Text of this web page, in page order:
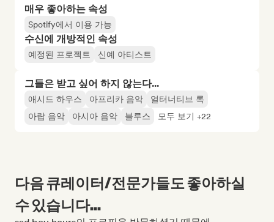
매우 좋아하는 속성
Spotify에서 이용 가능
수신에 개방적인 속성
예정된 프로젝트 신예 아티스트
그들은 받고 싶어 하지 않는다...
애시드 하우스 아프리카 음악
얼터너티브 록
아랍 음악
아시아 음악 블루스 모두 보기 +22
다음 큐레이터/전문가들도 좋아하실
수 있습니다...